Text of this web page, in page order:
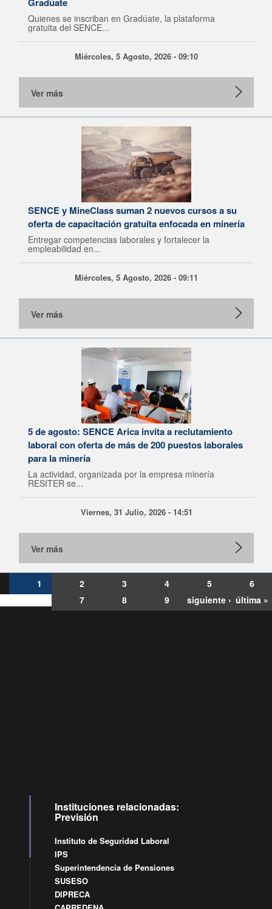
Quienes se inscriban en Gradúate, la plataforma
gratuita del SENCE...
Miércoles, 5 Agosto, 2026 - 09:10
Ver más
SENCE y MineClass suman 2 nuevos cursos a su
oferta de capacitación gratuita enfocada en minería
Entregar competencias laborales y fortalecer la
empleabilidad en...
Miércoles, 5 Agosto, 2026 - 09:11
Ver más
5 de agosto: SENCE Arica invita a reclutamiento
laboral con oferta de más de 200 puestos laborales
para la minería
La actividad, organizada por la empresa minería
RESITER se...
Viernes, 31 Julio, 2026 - 14:51
Ver más
1 2 3 4 5
6
7
8 9 siguiente › última »
Instituciones relacionadas:
Previsión
Instituto de Seguridad Laboral
IPS
Superintendencia de Pensiones
SUSESO
DIPRECA